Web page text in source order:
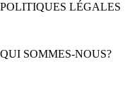
POLITIQUES LÉGALES
Politique de remboursement
QUI SOMMES-NOUS?